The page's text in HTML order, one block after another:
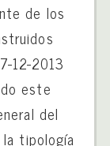
de los
12-2013
este
del
tipología